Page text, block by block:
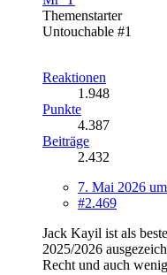
Themenstarter
Untouchable #1
Reaktionen
1.948
Punkte
4.387
Beiträge
2.432
7. Mai 2026
#2.469
Jack Kayil ist als
2025/2026
Recht und auch